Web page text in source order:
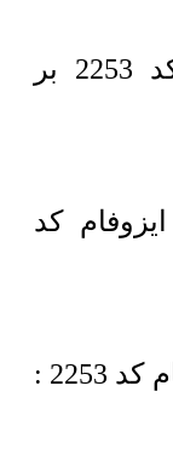
قیمت پارکت ایزوفام کد 2253 بر
کد
: